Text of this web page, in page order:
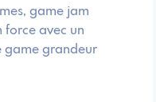
game jam
force avec un
game grandeur